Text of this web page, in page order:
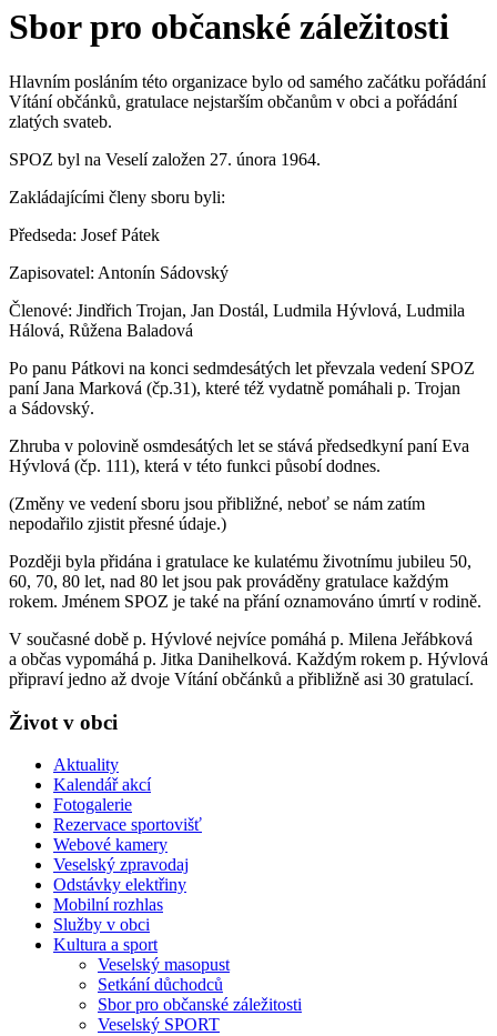
Sbor pro občanské záležitosti
Hlavním posláním této organizace bylo od samého začátku pořádání
Vítání občánků, gratulace nejstarším občanům v obci a pořádání
zlatých svateb.
SPOZ byl na Veselí založen 27. února 1964.
Zakládajícími členy sboru byli:
Předseda: Josef Pátek
Zapisovatel: Antonín Sádovský
Členové: Jindřich Trojan, Jan Dostál, Ludmila Hývlová, Ludmila
Hálová, Růžena Baladová
Po panu Pátkovi na konci sedmdesátých let převzala vedení SPOZ
paní Jana Marková (čp.31), které též vydatně pomáhali p. Trojan
a Sádovský.
Zhruba v polovině osmdesátých let se stává předsedkyní paní Eva
Hývlová (čp. 111), která v této funkci působí dodnes.
(Změny ve vedení sboru jsou přibližné, neboť se nám zatím
nepodařilo zjistit přesné údaje.)
Později byla přidána i gratulace ke kulatému životnímu jubileu 50,
60, 70, 80 let, nad 80 let jsou pak prováděny gratulace každým
rokem. Jménem SPOZ je také na přání oznamováno úmrtí v rodině.
V současné době p. Hývlové nejvíce pomáhá p. Milena Jeřábková
a občas vypomáhá p. Jitka Danihelková. Každým rokem p. Hývlová
připraví jedno až dvoje Vítání občánků a přibližně asi 30 gratulací.
Život v obci
Aktuality
Kalendář akcí
Fotogalerie
Rezervace sportovišť
Webové kamery
Veselský zpravodaj
Odstávky elektřiny
Mobilní rozhlas
Služby v obci
Kultura a sport
Veselský masopust
Setkání důchodců
Sbor pro občanské záležitosti
Veselský SPORT